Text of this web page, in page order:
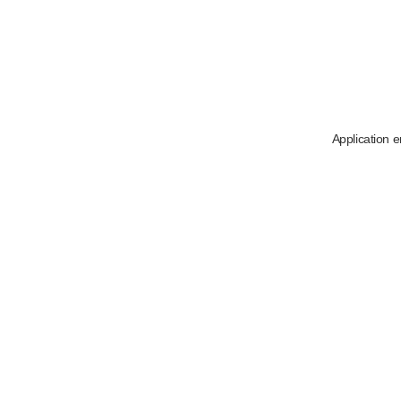
Application